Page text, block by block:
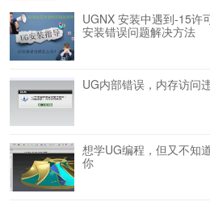
UGNX 安装中遇到-15许
安装错误问题解决方法
UG内部错误，内存访问
想学UG编程，但又不知
你